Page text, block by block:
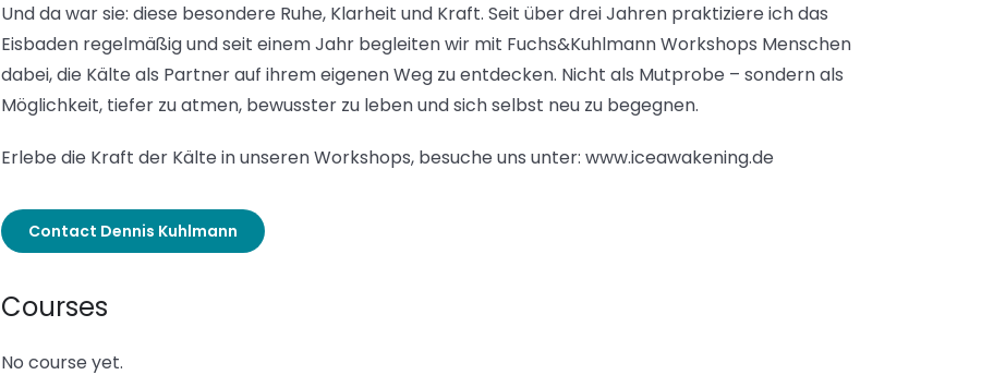
Und da war sie: diese besondere Ruhe, Klarheit und Kraft. Seit über drei Jahren praktiziere ich das
Eisbaden regelmäßig und seit einem Jahr begleiten wir mit Fuchs&Kuhlmann Workshops Menschen
dabei, die Kälte als Partner auf ihrem eigenen Weg zu entdecken. Nicht als Mutprobe – sondern als
Möglichkeit, tiefer zu atmen, bewusster zu leben und sich selbst neu zu begegnen.
Erlebe die Kraft der Kälte in unseren Workshops, besuche uns unter: www.iceawakening.de
Contact Dennis Kuhlmann
Courses
No course yet.